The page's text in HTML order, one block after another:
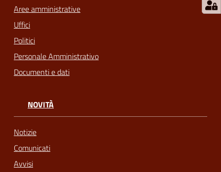
Aree amministrative
Uffici
Politici
Personale Amministrativo
Documenti e dati
NOVITÀ
Notizie
Comunicati
Avvisi